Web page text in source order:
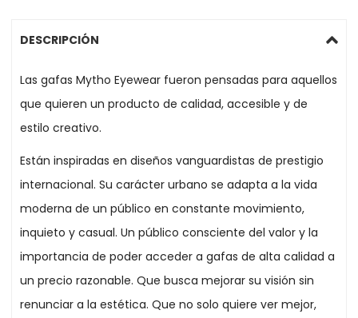
DESCRIPCIÓN
Las gafas Mytho Eyewear fueron pensadas para aquellos
que quieren un producto de calidad, accesible y de
estilo creativo.
Están inspiradas en diseños vanguardistas de prestigio
internacional. Su carácter urbano se adapta a la vida
moderna de un público en constante movimiento,
inquieto y casual. Un público consciente del valor y la
importancia de poder acceder a gafas de alta calidad a
un precio razonable. Que busca mejorar su visión sin
renunciar a la estética. Que no solo quiere ver mejor,